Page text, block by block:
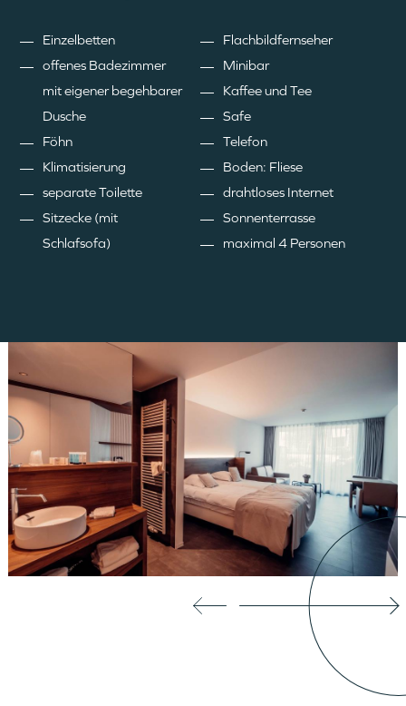
Einzelbetten
offenes Badezimmer
mit eigener begehbarer
Dusche
Föhn
Klimatisierung
separate Toilette
Sitzecke (mit
Schlafsofa)
Flachbildfernseher
Minibar
Kaffee und Tee
Safe
Telefon
Boden: Fliese
drahtloses Internet
Sonnenterrasse
maximal 4 Personen